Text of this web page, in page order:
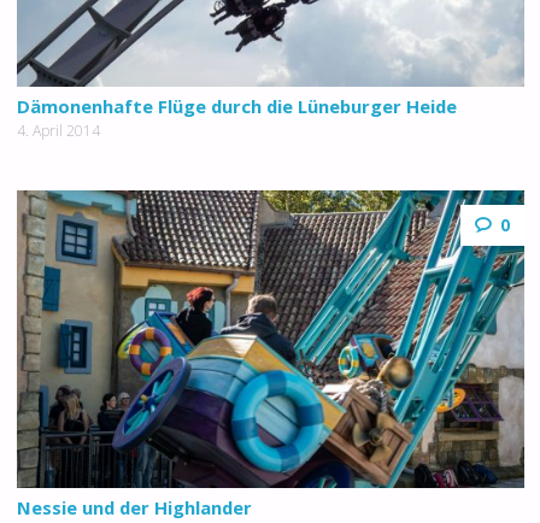
Dämonenhafte Flüge durch die Lüneburger Heide
4. April 2014
0
Nessie und der Highlander